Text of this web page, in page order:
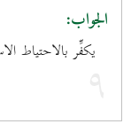
الجواب:
يكفِّر بالاحتياط
۹